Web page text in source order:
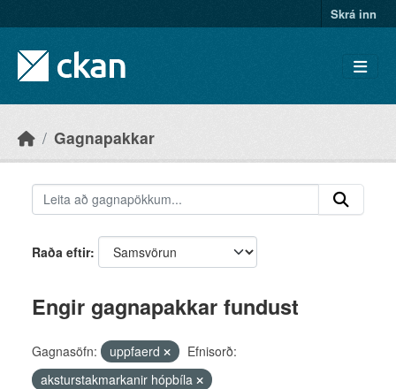
Skrá inn
Gagnapakkar
Raða eftir
Engir gagnapakkar fundust
Gagnasöfn: uppfaerd
Efnisorð:
aksturstakmarkanir hópbíla